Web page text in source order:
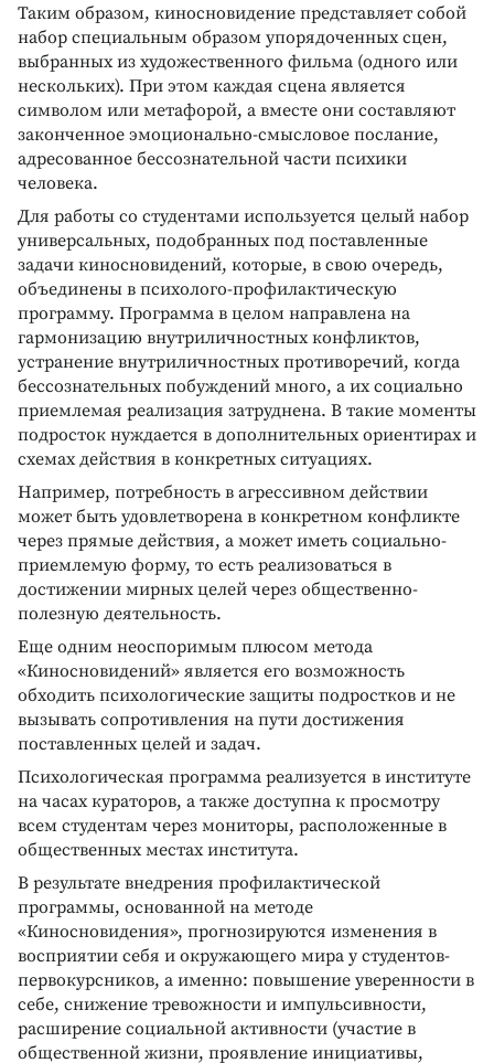
Таким образом, киносновидение представляет собой
набор специальным образом упорядоченных сцен,
выбранных из художественного фильма (одного или
нескольких). При этом каждая сцена является
символом или метафорой, а вместе они составляют
законченное эмоционально-смысловое послание,
адресованное бессознательной части психики
человека.
Для работы со студентами используется целый набор
универсальных, подобранных под поставленные
задачи киносновидений, которые, в свою очередь,
объединены в психолого-профилактическую
программу. Программа в целом направлена на
гармонизацию внутриличностных конфликтов,
устранение внутриличностных противоречий, когда
бессознательных побуждений много, а их социально
приемлемая реализация затруднена. В такие моменты
подросток нуждается в дополнительных ориентирах и
схемах действия в конкретных ситуациях.
Например, потребность в агрессивном действии
может быть удовлетворена в конкретном конфликте
через прямые действия, а может иметь социально-
приемлемую форму, то есть реализоваться в
достижении мирных целей через общественно-
полезную деятельность.
Еще одним неоспоримым плюсом метода
«Киносновидений» является его возможность
обходить психологические защиты подростков и не
вызывать сопротивления на пути достижения
поставленных целей и задач.
Психологическая программа реализуется в институте
на часах кураторов, а также доступна к просмотру
всем студентам через мониторы, расположенные в
общественных местах института.
В результате внедрения профилактической
программы, основанной на методе
«Киносновидения», прогнозируются изменения в
восприятии себя и окружающего мира у студентов-
первокурсников, а именно: повышение уверенности в
себе, снижение тревожности и импульсивности,
расширение социальной активности (участие в
общественной жизни, проявление инициативы,